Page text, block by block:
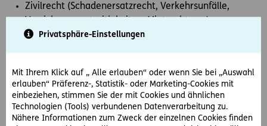
Privatsphäre-Einstellungen
Mit Ihrem Klick auf „ Alle erlauben“ oder wenn Sie bei „Auswahl
erlauben“ Präferenz-, Statistik- oder Marketing-Cookies mit
einbeziehen, stimmen Sie der mit Cookies und ähnlichen
Technologien (Tools) verbundenen Datenverarbeitung zu.
Nähere Informationen zum Zweck der einzelnen Cookies finden
Zivilrecht (Schadenersatzrecht, Verkehrsunfälle,
Wirtschaftsrecht (Gesellschaftsgründung,
Bau-, Bauvertrags- und Immobilienrecht (Grundstücks-
oder Wohnungskauf,
Bewilligungs-/Genehmigungsverfahren, u.a.)
Erbrecht ( Testamentserrichtung, Pflichtteilsklage, u.a.)